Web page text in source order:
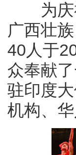
为庆祝
广西壮
40人于
众奉献
驻印度
机构、